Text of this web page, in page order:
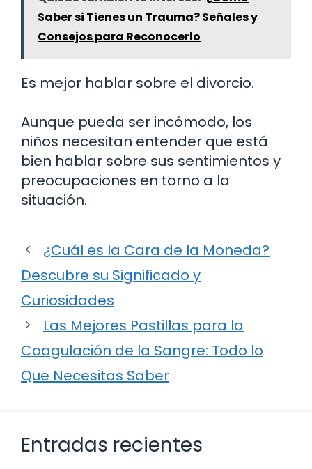
Saber si Tienes un Trauma? Señales y
Consejos para Reconocerlo
Es mejor hablar sobre el divorcio.
Aunque pueda ser incómodo, los
niños necesitan entender que está
bien hablar sobre sus sentimientos y
preocupaciones en torno a la
situación.
¿Cuál es la Cara de la Moneda?
Descubre su Significado y
Curiosidades
Las Mejores Pastillas para la
Coagulación de la Sangre: Todo lo
Que Necesitas Saber
Entradas recientes